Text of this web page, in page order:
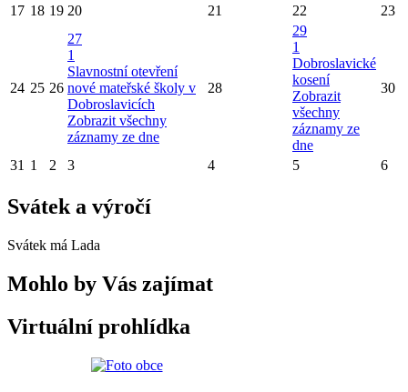
17 18 19 20 21 22 23
24 25 26
27
1
Slavnostní otevření
nové mateřské školy v
Dobroslavicích
Zobrazit všechny
záznamy ze dne
28
29
1
Dobroslavické
kosení
Zobrazit
všechny
záznamy ze
dne
30
31 1 2 3 4 5 6
Svátek a výročí
Svátek má Lada
Mohlo by Vás zajímat
Virtuální prohlídka